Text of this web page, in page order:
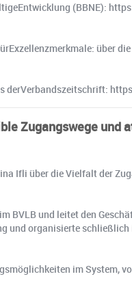
(BBNE):
über
derVerbandszeitschrift:
Zugangswege und
Ifli über die Vielfalt der
BVLB und leitet den
und organisierte
im System,